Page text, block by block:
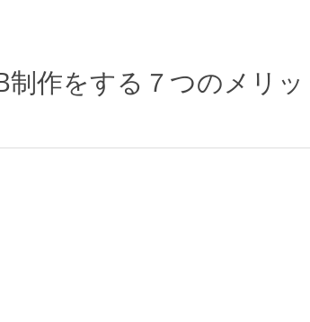
制作をする７つのメリッ